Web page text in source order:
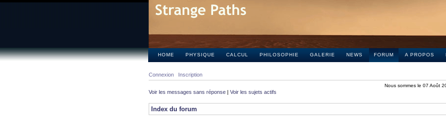
HOME PHYSIQUE CALCUL PHILOSOPHIE GALERIE NEWS FORUM A PROPOS
Connexion Inscription
Nous sommes le 07 Août
Voir les messages sans réponse | Voir les sujets actifs
Index du forum